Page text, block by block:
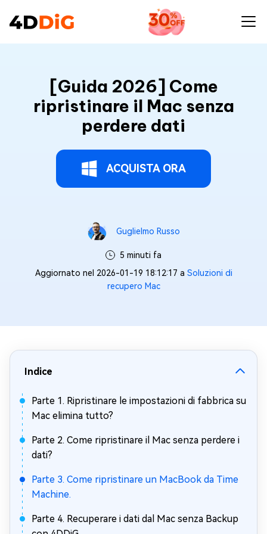
[Guida 2026] Come
ripristinare il Mac senza
perdere dati
ACQUISTA ORA
Guglielmo Russo
5 minuti fa
Aggiornato nel 2026-01-19 18:12:17 a Soluzioni di
recupero Mac
Indice
Parte 1. Ripristinare le impostazioni di fabbrica su
Mac elimina tutto?
Parte 2. Come ripristinare il Mac senza perdere i
dati?
Parte 3. Come ripristinare un MacBook da Time
Machine.
Parte 4. Recuperare i dati dal Mac senza Backup